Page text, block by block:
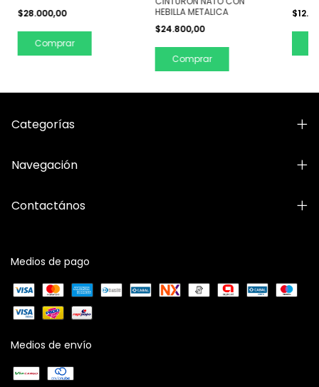
$28.000,00
Comprar
HEBILLA METALICA
$24.800,00
Comprar
Categorías
Navegación
Contactános
Medios de pago
Medios de envío